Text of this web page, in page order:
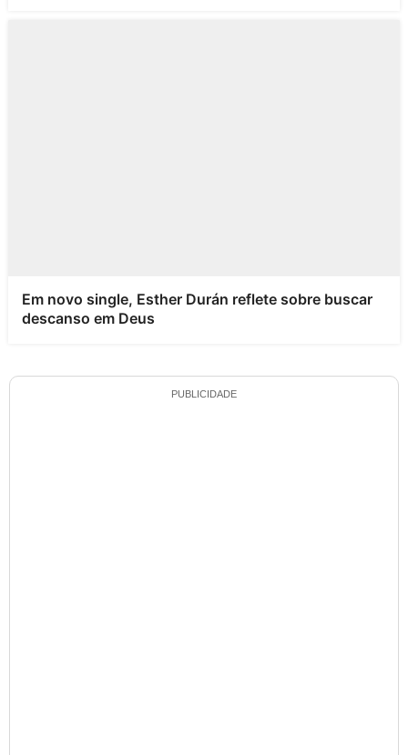
Em novo single, Esther Durán reflete sobre buscar
descanso em Deus
PUBLICIDADE